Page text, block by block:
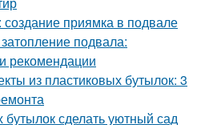
приямка в подвале
подвала:
рекомендации
из пластиковых бутылок: 3
бутылок сделать уютный сад